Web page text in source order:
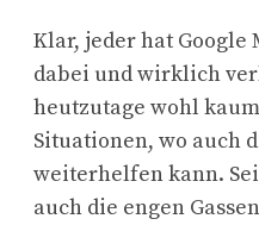
Klar, jeder hat
dabei und wirklich
heutzutage wohl
Situationen, wo auch
weiterhelfen kann.
auch die engen